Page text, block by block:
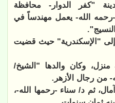
في مدينة "كفر الدوار- محافظة
-رحمه الله- يعمل مهندساً في
إلى "الإسكندرية" حيث قضيت
منزل، وكان والدها "الشيخ/
من رجال الأزهر.
ثم د/ سناء -رحمها الله-،